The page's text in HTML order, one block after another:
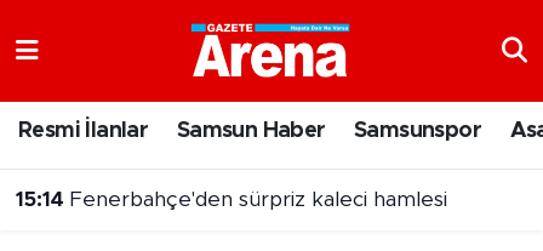
Resmi İlanlar Samsun Haber Samsunspor
15:14 Fenerbahçe'den sürpriz kaleci hamlesi
Samsun Namaz Vakitleri